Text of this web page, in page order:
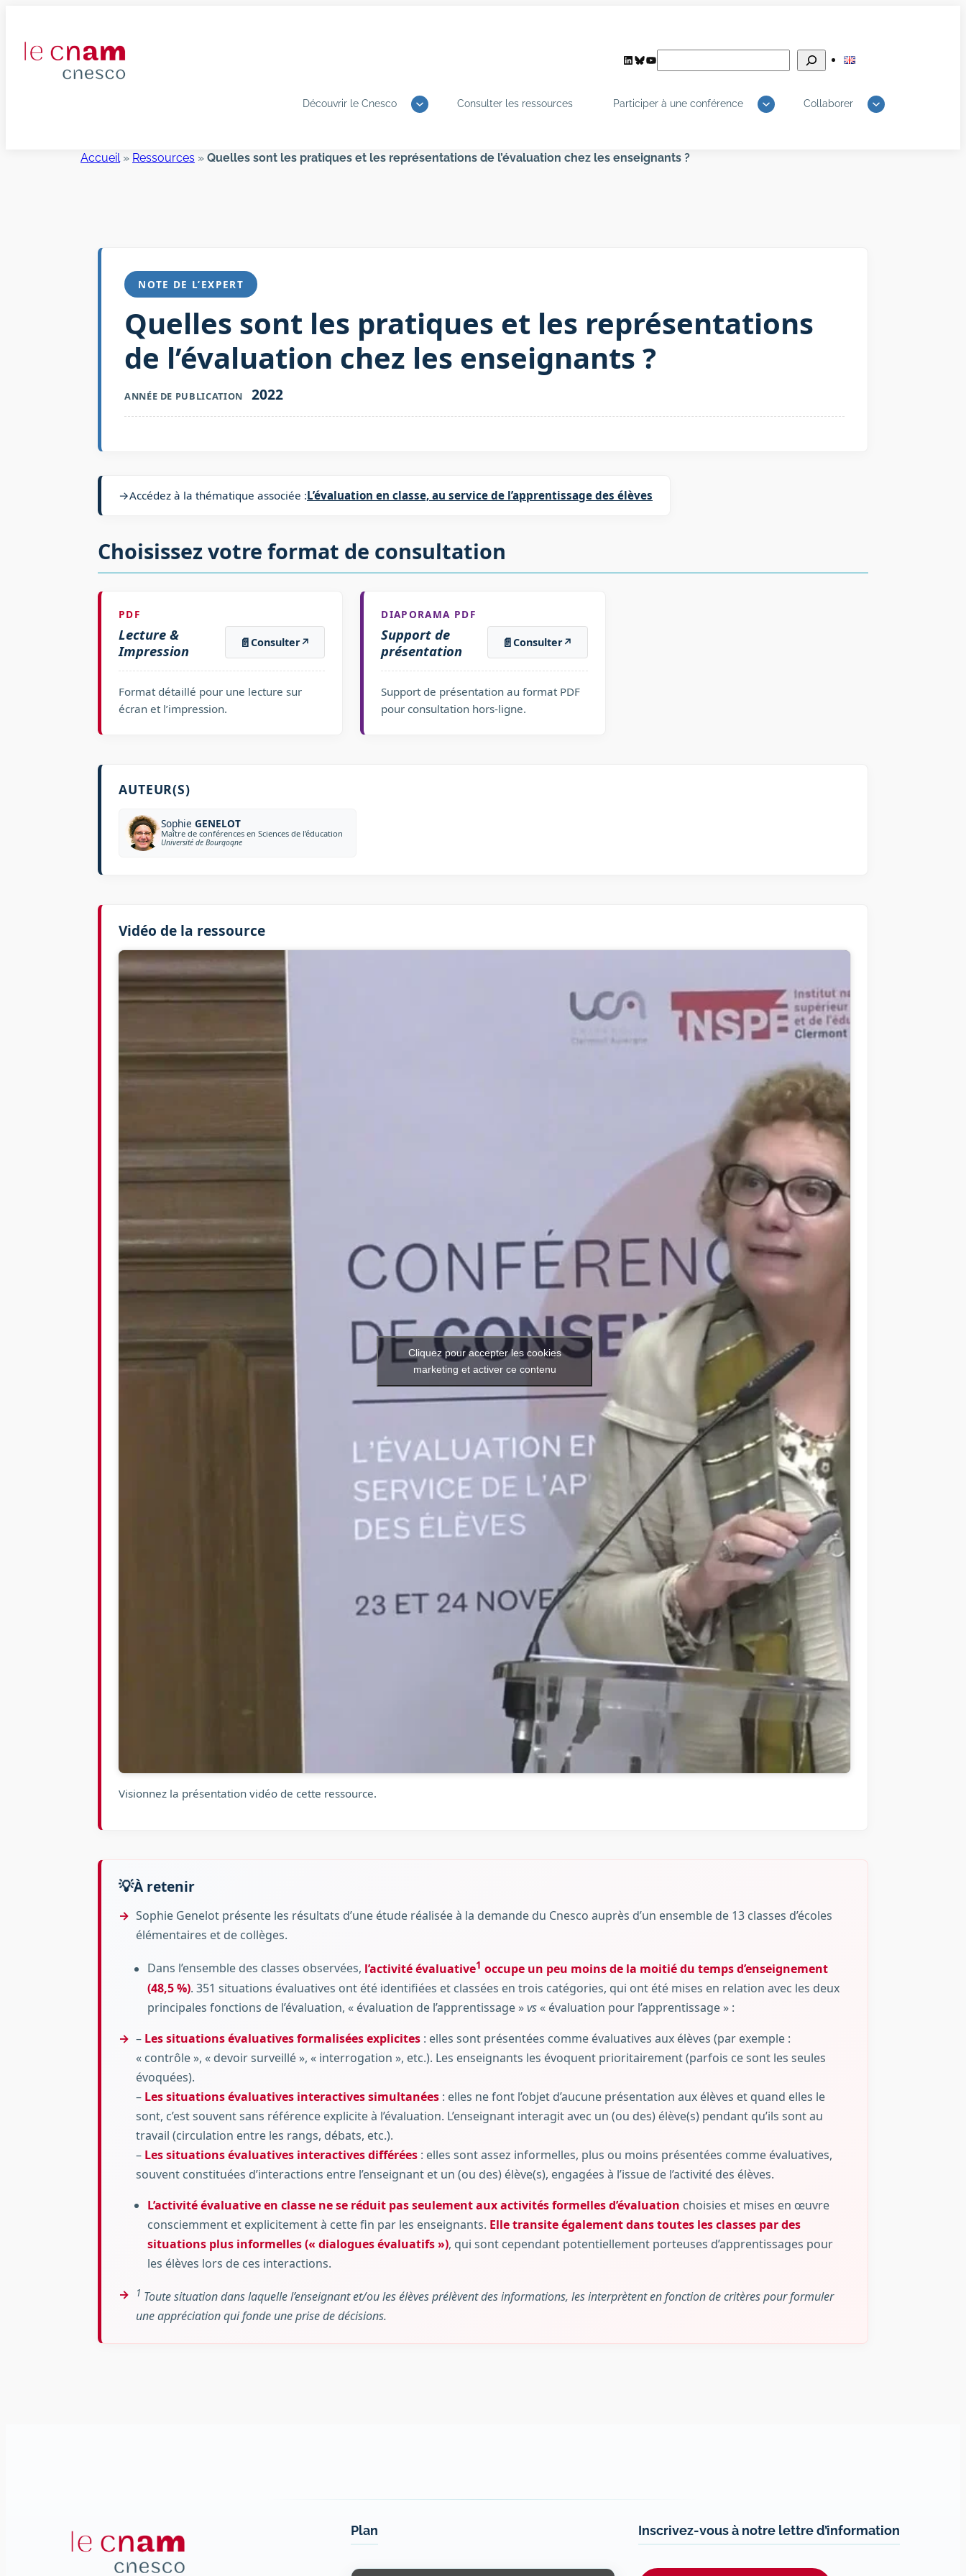
contenu
LinkedIn
Bluesky
YouTube
Découvrir le Cnesco Consulter les ressources Participer à une conférence Collaborer
Accueil» Ressources » Quelles sont les pratiques et les représentations de l’évaluation chez les enseignants ?
NOTE DE L’EXPERT
Quelles sont les pratiques et les représentations
de l’évaluation chez les enseignants ?
ANNÉE DE PUBLICATION 2022
→Accédez à la thématique associée :L’évaluation en classe, au service de l’apprentissage des élèves
Choisissez votre format de consultation
PDF
Lecture &
Impression
📄Consulter↗
Format détaillé pour une lecture sur
écran et l’impression.
DIAPORAMA PDF
Support de
présentation
📄Consulter↗
Support de présentation au format PDF
pour consultation hors-ligne.
AUTEUR(S)
Sophie GENELOT
Maître de conférences en Sciences de l’éducation
Université de Bourgogne
Vidéo de la ressource
Cliquez pour accepter les cookies
marketing et activer ce contenu
Visionnez la présentation vidéo de cette ressource.
À retenir
Sophie Genelot présente les résultats d’une étude réalisée à la demande du Cnesco auprès d’un ensemble de 13 classes d’écoles
élémentaires et de collèges.
Dans l’ensemble des classes observées, l’activité évaluative1 occupe un peu moins de la moitié du temps d’enseignement
(48,5 %). 351 situations évaluatives ont été identifiées et classées en trois catégories, qui ont été mises en relation avec les deux
principales fonctions de l’évaluation, « évaluation de l’apprentissage »vs« évaluation pour l’apprentissage » :
– Les situations évaluatives formalisées explicites : elles sont présentées comme évaluatives aux élèves (par exemple :
« contrôle », « devoir surveillé », « interrogation », etc.). Les enseignants les évoquent prioritairement (parfois ce sont les seules
évoquées).
– Les situations évaluatives interactives simultanées : elles ne font l’objet d’aucune présentation aux élèves et quand elles le
sont, c’est souvent sans référence explicite à l’évaluation. L’enseignant interagit avec un (ou des) élève(s) pendant qu’ils sont au
travail (circulation entre les rangs, débats, etc.).
– Les situations évaluatives interactives différées : elles sont assez informelles, plus ou moins présentées comme évaluatives,
souvent constituées d’interactions entre l’enseignant et un (ou des) élève(s), engagées à l’issue de l’activité des élèves.
L’activité évaluative en classe ne se réduit pas seulement aux activités formelles d’évaluation choisies et mises en œuvre
consciemment et explicitement à cette fin par les enseignants. Elle transite également dans toutes les classes par des
situations plus informelles (« dialogues évaluatifs »), qui sont cependant potentiellement porteuses d’apprentissages pour
les élèves lors de ces interactions.
1 Toute situation dans laquelle l’enseignant et/ou les élèves prélèvent des informations, les interprètent en fonction de critères pour formuler
une appréciation qui fonde une prise de décisions.
Plan
Display
Inscrivez-vous à notre lettre d’information